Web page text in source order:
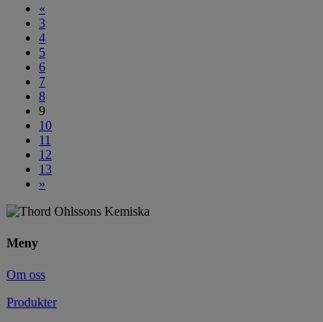
«
3
4
5
6
7
8
9
10
11
12
13
»
Meny
Om oss
Produkter